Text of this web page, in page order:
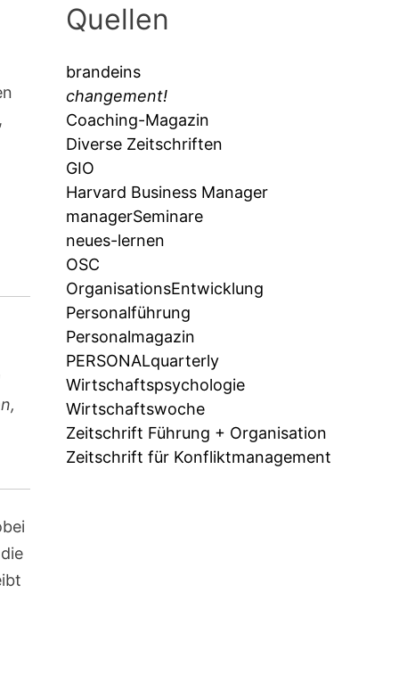
Quellen
brandeins
changement!
Coaching-Magazin
Diverse Zeitschriften
GIO
Harvard Business Manager
managerSeminare
neues-lernen
OSC
OrganisationsEntwicklung
Personalführung
Personalmagazin
PERSONALquarterly
Wirtschaftspsychologie
Wirtschaftswoche
Zeitschrift Führung + Organisation
Zeitschrift für Konfliktmanagement